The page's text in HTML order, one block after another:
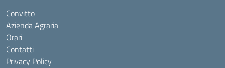
Convitto
Azienda Agraria
Orari
Contatti
Privacy Policy